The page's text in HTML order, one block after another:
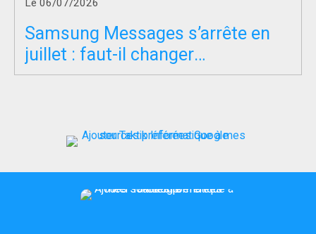
Le 06/07/2026
Samsung Messages s’arrête en
juillet : faut-il changer
d’application SMS ?